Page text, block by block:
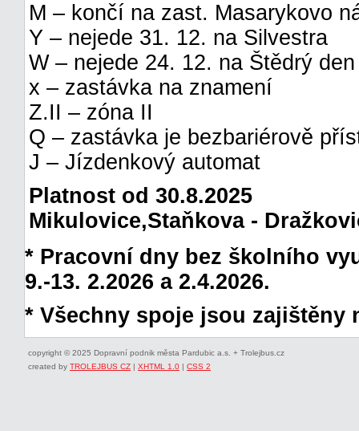
M – končí na zast. Masarykovo
Y – nejede 31. 12. na Silvestra
W – nejede 24. 12. na Štědrý den
x – zastávka na znamení
Z.II – zóna II
Q – zastávka je bezbariérově
J – Jízdenkový automat
Platnost od 30.8.2025
Mikulovice,Staňkova -
* Pracovní dny bez školního
9.-13. 2.2026 a 2.4.2026.
* Všechny spoje jsou zajištěny
copyright © 2025 Dopravní podnik města Pardubic a.s. + Trolejbus.cz
created by TROLEJBUS CZ | XHTML 1.0 | CSS 2